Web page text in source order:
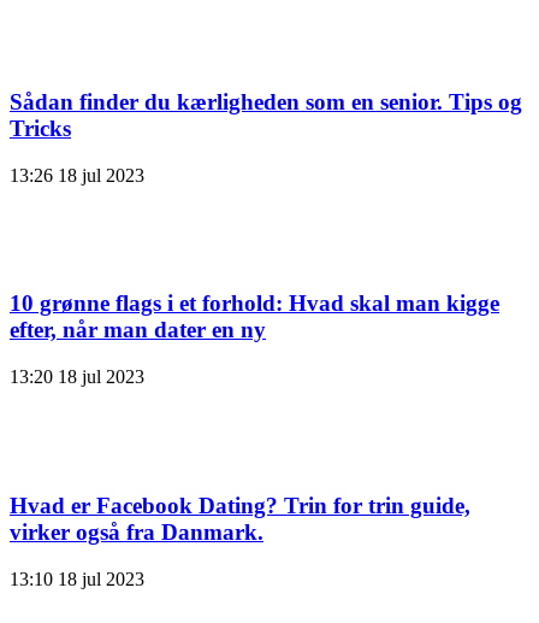
Sådan finder du kærligheden som en senior. Tips og
Tricks
13:26 18 jul 2023
10 grønne flags i et forhold: Hvad skal man kigge
efter, når man dater en ny
13:20 18 jul 2023
Hvad er Facebook Dating? Trin for trin guide,
virker også fra Danmark.
13:10 18 jul 2023